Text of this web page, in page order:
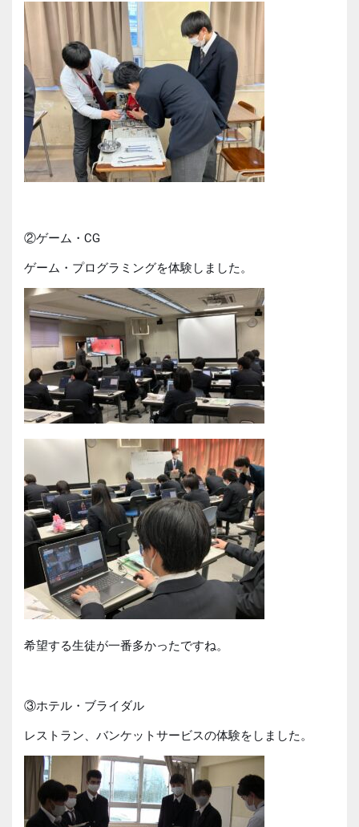
②ゲーム・CG
ゲーム・プログラミングを体験しました。
希望する生徒が一番多かったですね。
③ホテル・ブライダル
レストラン、バンケットサービスの体験をしました。